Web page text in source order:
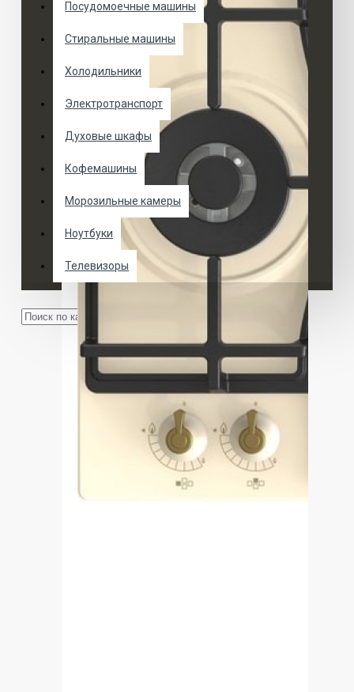
Посудомоечные машины
Стиральные машины
Холодильники
Электротранспорт
Духовые шкафы
Кофемашины
Морозильные камеры
Ноутбуки
Телевизоры